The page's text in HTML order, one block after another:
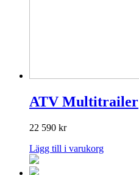
ATV Multitrailer
22 590 kr
Lägg till i varukorg